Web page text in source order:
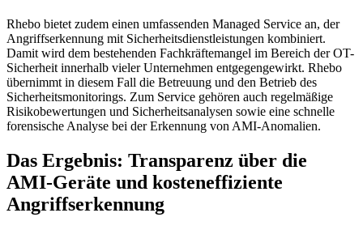
Rhebo bietet zudem einen umfassenden Managed Service an, der
Angriffserkennung mit Sicherheitsdienstleistungen kombiniert.
Damit wird dem bestehenden Fachkräftemangel im Bereich der OT-
Sicherheit innerhalb vieler Unternehmen entgegengewirkt. Rhebo
übernimmt in diesem Fall die Betreuung und den Betrieb des
Sicherheitsmonitorings. Zum Service gehören auch regelmäßige
Risikobewertungen und Sicherheitsanalysen sowie eine schnelle
forensische Analyse bei der Erkennung von AMI-Anomalien.
Das Ergebnis: Transparenz über die
AMI-Geräte und kosteneffiziente
Angriffserkennung